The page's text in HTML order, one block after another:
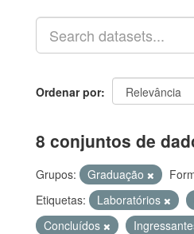
Ordenar por
8 conjuntos de
Grupos: Graduação
Etiquetas:
Laboratórios
Concluídos